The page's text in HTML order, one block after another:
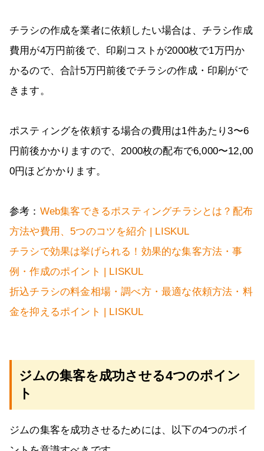
チラシの作成を業者に依頼したい場合は、チラシ作成
費用が4万円前後で、印刷コストが2000枚で1万円か
かるので、合計5万円前後でチラシの作成・印刷がで
きます。
ポスティングを依頼する場合の費用は1件あたり3〜6
円前後かかりますので、2000枚の配布で6,000〜12,00
0円ほどかかります。
参考： Web集客できるポスティングチラシとは？配布
方法や費用、5つのコツを紹介 | LISKUL
チラシで効果は挙げられる！効果的な集客方法・事
例・作成のポイント | LISKUL
折込チラシの料金相場・調べ方・最適な依頼方法・料
金を抑えるポイント | LISKUL
ジムの集客を成功させる4つのポイン
ト
ジムの集客を成功させるためには、以下の4つのポイ